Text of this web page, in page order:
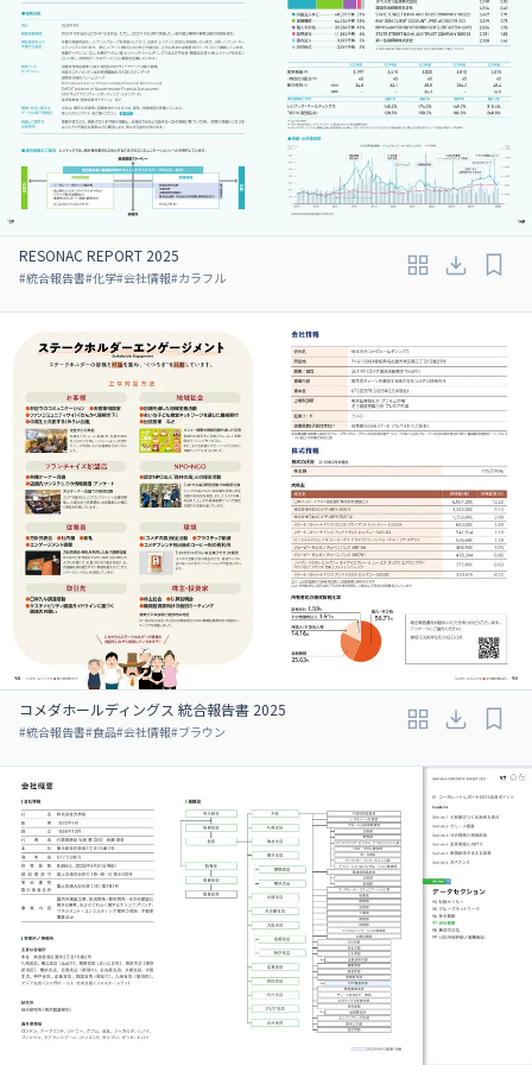
RESONAC REPORT 2025
#統合報告書#化学#会社情報#カラフル
コメダホールディングス 統合報告書 2025
#統合報告書#食品#会社情報#ブラウン